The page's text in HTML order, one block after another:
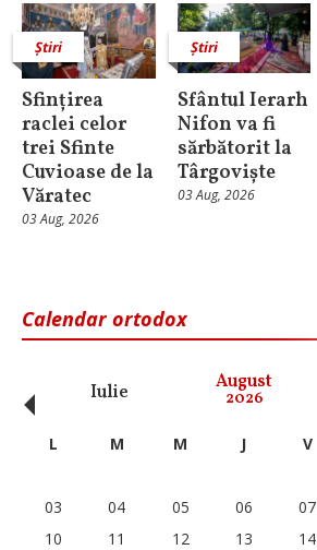
Știri
Sfințirea
raclei celor
trei Sfinte
Cuvioase de la
Văratec
03 Aug, 2026
Știri
Sfântul Ierarh
Nifon va fi
sărbătorit la
Târgoviște
03 Aug, 2026
Calendar ortodox
Iulie August
2026
‹ L M M J V
03
04 05 06 07
10
11 12 13 14